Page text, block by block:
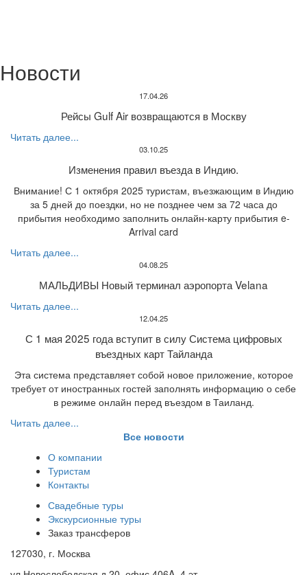
Новости
17.04.26
Рейсы Gulf Air возвращаются в Москву
Читать далее...
03.10.25
Изменения правил въезда в Индию.
Внимание! С 1 октября 2025 туристам, въезжающим в Индию
за 5 дней до поездки, но не позднее чем за 72 часа до
прибытия необходимо заполнить онлайн-карту прибытия e-
Arrival card
Читать далее...
04.08.25
МАЛЬДИВЫ Новый терминал аэропорта Velana
Читать далее...
12.04.25
С 1 мая 2025 года вступит в силу Система цифровых
въездных карт Тайланда
Эта система представляет собой новое приложение, которое
требует от иностранных гостей заполнять информацию о себе
в режиме онлайн перед въездом в Таиланд.
Читать далее...
Все новости
О компании
Туристам
Контакты
Свадебные туры
Экскурсионные туры
Заказ трансферов
127030, г. Москва